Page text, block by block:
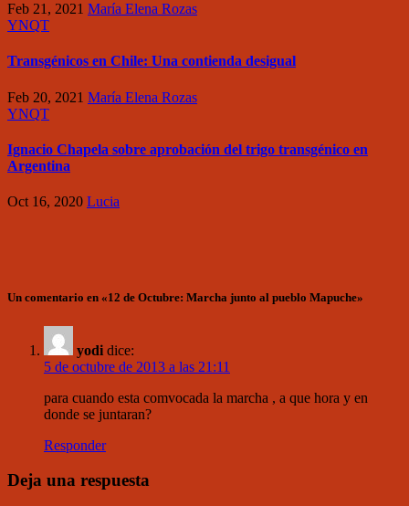
Feb 21, 2021 María Elena Rozas
YNQT
Transgénicos en Chile: Una contienda desigual
Feb 20, 2021 María Elena Rozas
YNQT
Ignacio Chapela sobre aprobación del trigo transgénico en
Argentina
Oct 16, 2020 Lucia
Un comentario en «12 de Octubre: Marcha junto al pueblo Mapuche»
yodi dice:
5 de octubre de 2013 a las 21:11
para cuando esta comvocada la marcha , a que hora y en
donde se juntaran?
Responder
Deja una respuesta